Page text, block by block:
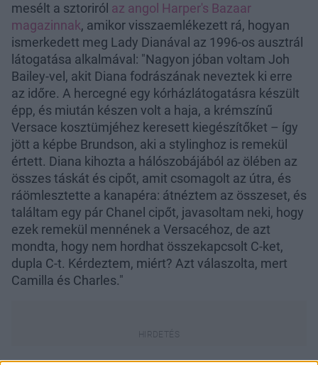
mesélt a sztoriról az angol Harper's Bazaar
magazinnak, amikor visszaemlékezett rá, hogyan
ismerkedett meg Lady Dianával az 1996-os ausztrál
látogatása alkalmával: "Nagyon jóban voltam Joh
Bailey-vel, akit Diana fodrászának neveztek ki erre
az időre. A hercegné egy kórházlátogatásra készült
épp, és miután készen volt a haja, a krémszínű
Versace kosztümjéhez keresett kiegészítőket – így
jött a képbe Brundson, aki a stylinghoz is remekül
értett. Diana kihozta a hálószobájából az ölében az
összes táskát és cipőt, amit csomagolt az útra, és
ráömlesztette a kanapéra: átnéztem az összeset, és
találtam egy pár Chanel cipőt, javasoltam neki, hogy
ezek remekül mennének a Versacéhoz, de azt
mondta, hogy nem hordhat összekapcsolt C-ket,
dupla C-t. Kérdeztem, miért? Azt válaszolta, mert
Camilla és Charles."